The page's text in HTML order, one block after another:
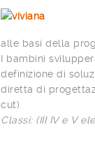
alle basi della
I bambini
definizione di
diretta di
cut)
Classi: (III IV e V